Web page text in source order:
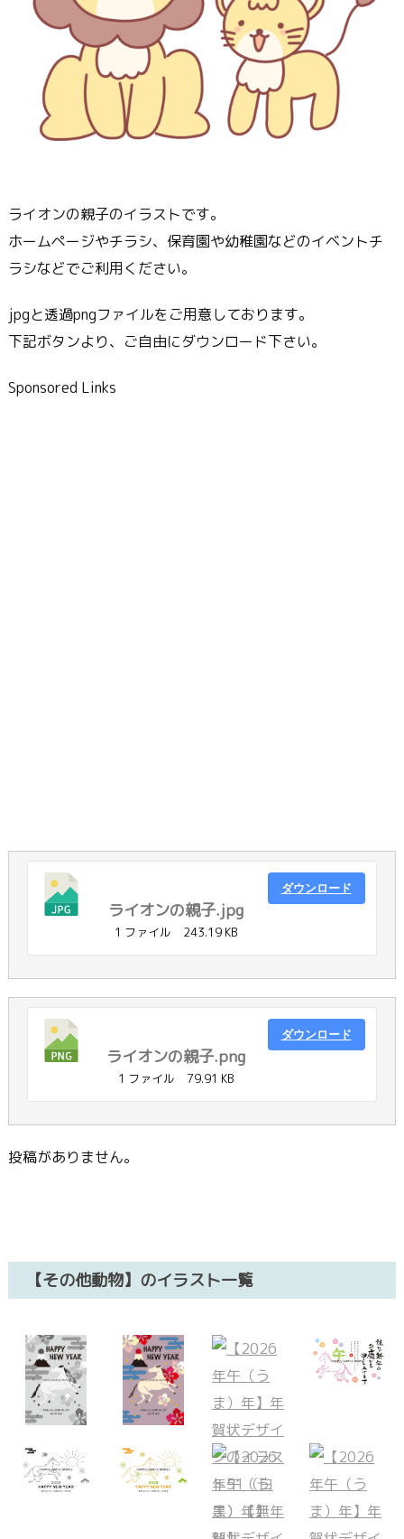
ライオンの親子のイラストです。
ホームページやチラシ、保育園や幼稚園などのイベントチ
ラシなどでご利用ください。
jpgと透過pngファイルをご用意しております。
下記ボタンより、ご自由にダウンロード下さい。
Sponsored Links
ライオンの親子.jpg
1 ファイル 243.19 KB
ダウンロード
ライオンの親子.png
1 ファイル 79.91 KB
ダウンロード
投稿がありません。
【その他動物】のイラスト一覧